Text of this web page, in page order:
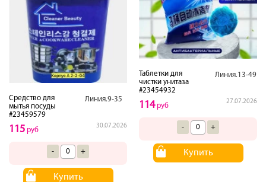
Средство для
мытья посуды
#23459579
Линия.9-35
30.07.2026
115 руб
- +
Купить
Таблетки для
чистки унитаза
#23454932
Линия.13-49
27.07.2026
114руб
- +
Купить